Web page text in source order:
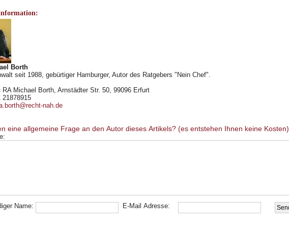
Borth
seit 1988, gebürtiger Hamburger, Autor des Ratgebers "Nein Chef".
RA Michael Borth, Arnstädter Str. 50, 99096 Erfurt
21878915
nah.de
Sie haben eine allgemeine Frage an den Autor dieses Artikels? (es entstehen Ihnen keine Kosten)
Name: E-Mail Adresse: